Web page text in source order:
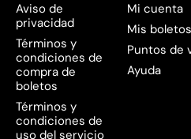
Aviso de
privacidad
Términos y
condiciones de
compra de
boletos
Términos y
condiciones de
uso del servicio
Mi cuenta
Mis boletos
Puntos de
Ayuda